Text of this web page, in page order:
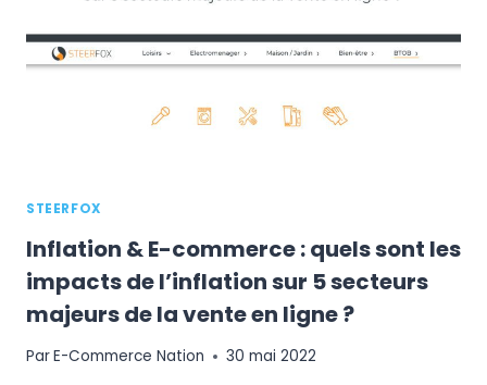
QUELS
SONT
FACTEURS
D’INFLUENCE
EN
2022
?
STEERFOX
Inflation & E-commerce : quels sont les
impacts de l’inflation sur 5 secteurs
majeurs de la vente en ligne ?
ParE-Commerce Nation 30 mai 2022